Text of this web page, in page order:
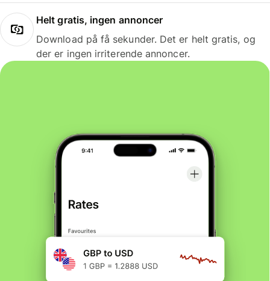
Helt gratis, ingen annoncer
Download på få sekunder. Det er helt gratis, og
der er ingen irriterende annoncer.